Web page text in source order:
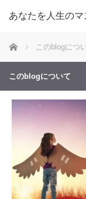
あなたを人生の
ホーム このblogにつ
このblogについて